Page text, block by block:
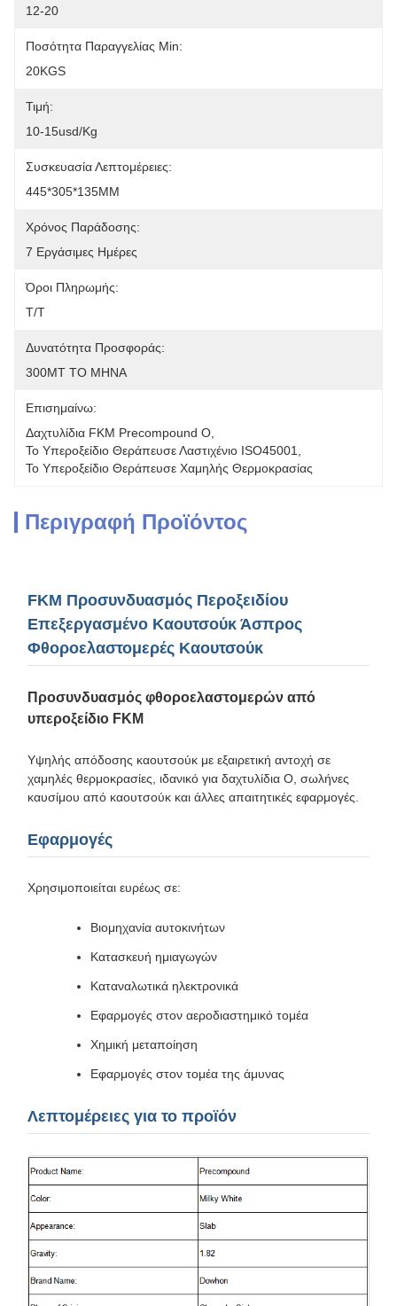
12-20
Ποσότητα Παραγγελίας Min:
20KGS
Τιμή:
10-15usd/kg
Συσκευασία Λεπτομέρειες:
445*305*135MM
Χρόνος Παράδοσης:
7 Εργάσιμες Ημέρες
Όροι Πληρωμής:
T/T
Δυνατότητα Προσφοράς:
300MT ΤΟ ΜΗΝΑ
Επισημαίνω:
Δαχτυλίδια FKM Precompound Ο
Το Υπεροξείδιο Θεράπευσε Λαστιχένιο ISO45001
Το Υπεροξείδιο Θεράπευσε Χαμηλής Θερμοκρασίας
Περιγραφή Προϊόντος
FKM Προσυνδυασμός Περοξειδίου
Επεξεργασμένο Καουτσούκ Άσπρος
Φθοροελαστομερές Καουτσούκ
Προσυνδυασμός φθοροελαστομερών από
υπεροξείδιο FKM
Υψηλής απόδοσης καουτσούκ με εξαιρετική αντοχή σε
χαμηλές θερμοκρασίες, ιδανικό για δαχτυλίδια O, σωλήνες
καυσίμου από καουτσούκ και άλλες απαιτητικές εφαρμογές.
Εφαρμογές
Χρησιμοποιείται ευρέως σε:
Βιομηχανία αυτοκινήτων
Κατασκευή ημιαγωγών
Καταναλωτικά ηλεκτρονικά
Εφαρμογές στον αεροδιαστημικό τομέα
Χημική μεταποίηση
Εφαρμογές στον τομέα της άμυνας
Λεπτομέρειες για το προϊόν